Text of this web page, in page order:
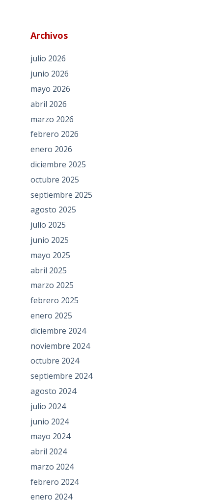
Archivos
julio 2026
junio 2026
mayo 2026
abril 2026
marzo 2026
febrero 2026
enero 2026
diciembre 2025
octubre 2025
septiembre 2025
agosto 2025
julio 2025
junio 2025
mayo 2025
abril 2025
marzo 2025
febrero 2025
enero 2025
diciembre 2024
noviembre 2024
octubre 2024
septiembre 2024
agosto 2024
julio 2024
junio 2024
mayo 2024
abril 2024
marzo 2024
febrero 2024
enero 2024